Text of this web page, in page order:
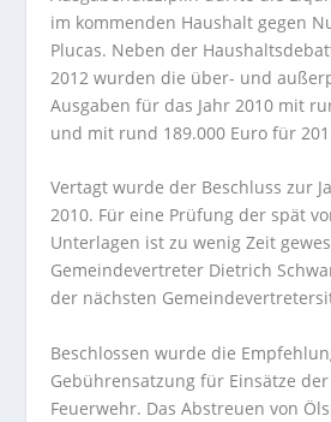
im kommenden Haushalt gegen
Plucas. Neben der
2012 wurden die über- und
Ausgaben für das Jahr 2010 mit
und mit rund 189.000 Euro für
Vertagt wurde der Beschluss zur
2010. Für eine Prüfung der spät
Unterlagen ist zu wenig Zeit
Gemeindevertreter Dietrich
der nächsten
Beschlossen wurde die
Gebührensatzung für Einsätze
Feuerwehr. Das Abstreuen von